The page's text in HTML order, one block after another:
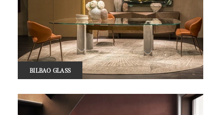
BILBAO GLASS